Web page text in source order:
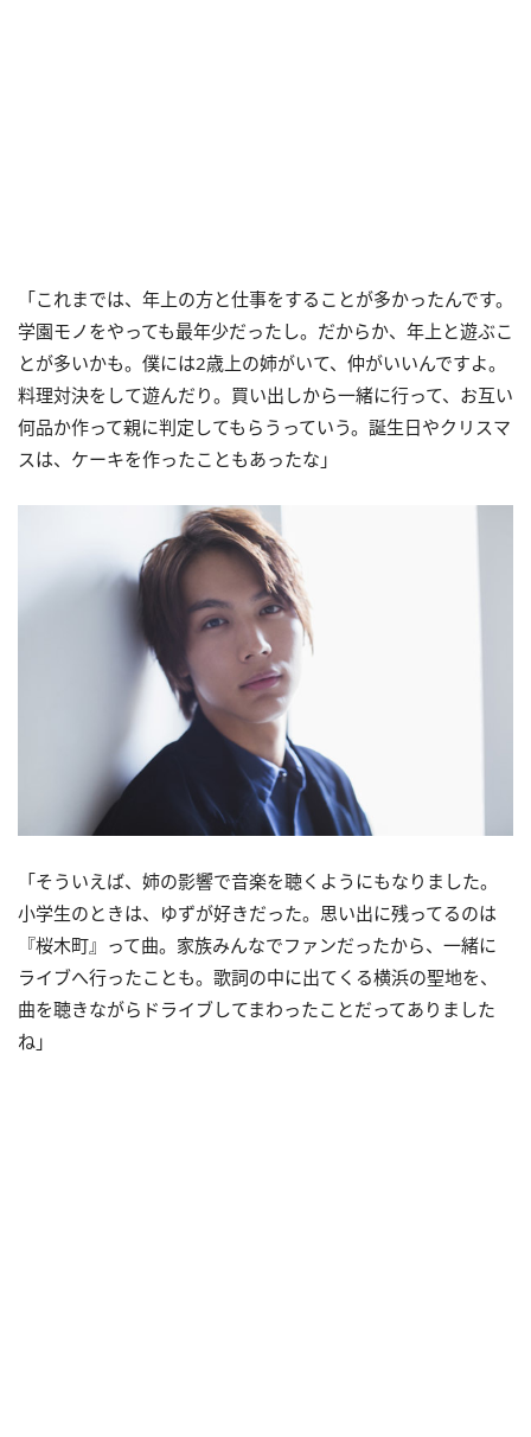
「これまでは、年上の方と仕事をすることが多かったんです。
学園モノをやっても最年少だったし。だからか、年上と遊ぶこ
とが多いかも。僕には2歳上の姉がいて、仲がいいんですよ。
料理対決をして遊んだり。買い出しから一緒に行って、お互い
何品か作って親に判定してもらうっていう。誕生日やクリスマ
スは、ケーキを作ったこともあったな」
「そういえば、姉の影響で音楽を聴くようにもなりました。
小学生のときは、ゆずが好きだった。思い出に残ってるのは
『桜木町』って曲。家族みんなでファンだったから、一緒に
ライブへ行ったことも。歌詞の中に出てくる横浜の聖地を、
曲を聴きながらドライブしてまわったことだってありました
ね」